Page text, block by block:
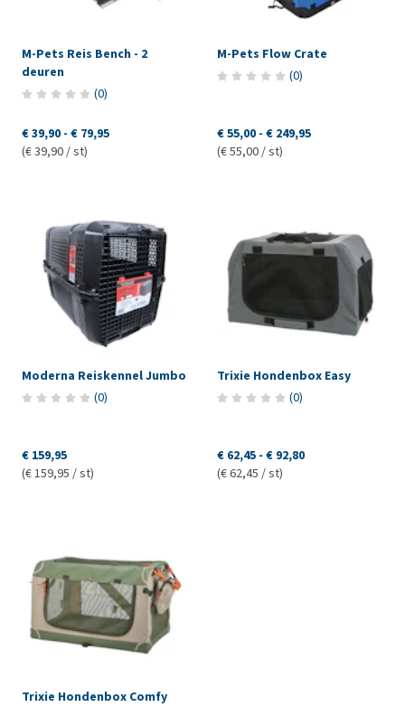
M-Pets Reis Bench - 2
deuren
(0)
€ 39,90 - € 79,95
(€ 39,90 / st)
M-Pets Flow Crate
(0)
€ 55,00 - € 249,95
(€ 55,00 / st)
Moderna Reiskennel Jumbo
(0)
€ 159,95
(€ 159,95 / st)
Trixie Hondenbox Easy
(0)
€ 62,45 - € 92,80
(€ 62,45 / st)
Trixie Hondenbox Comfy